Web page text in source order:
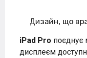
Дизайн, що
iPad Pro поєднує
дисплеєм